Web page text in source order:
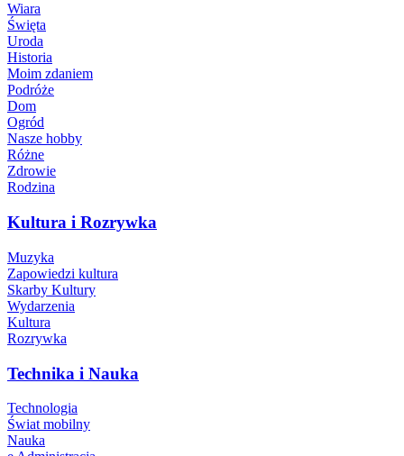
Wiara
Święta
Uroda
Historia
Moim zdaniem
Podróże
Dom
Ogród
Nasze hobby
Różne
Zdrowie
Rodzina
Kultura i Rozrywka
Muzyka
Zapowiedzi kultura
Skarby Kultury
Wydarzenia
Kultura
Rozrywka
Technika i Nauka
Technologia
Świat mobilny
Nauka